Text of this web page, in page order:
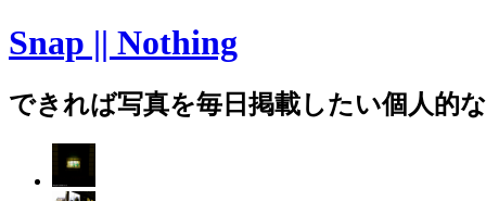
Snap || Nothing
できれば写真を毎日掲載したい個人的